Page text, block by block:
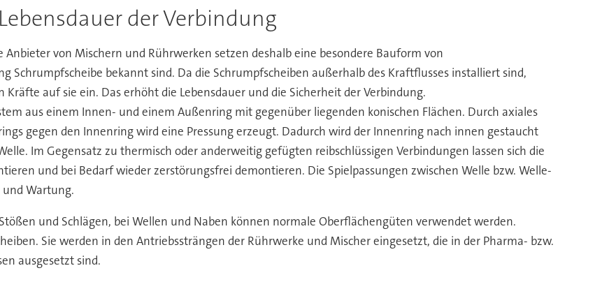
der Verbindung
Anbieter von Mischern und Rührwerken setzen deshalb eine besondere Bauform von
Schrumpfscheibe bekannt sind. Da die Schrumpfscheiben außerhalb des Kraftflusses installiert sind,
auf sie ein. Das erhöht die Lebensdauer und die Sicherheit der Verbindung.
aus einem Innen- und einem Außenring mit gegenüber liegenden konischen Flächen. Durch axiales
gegen den Innenring wird eine Pressung erzeugt. Dadurch wird der Innenring nach innen gestaucht
Im Gegensatz zu thermisch oder anderweitig gefügten reibschlüssigen Verbindungen lassen sich die
und bei Bedarf wieder zerstörungsfrei demontieren. Die Spielpassungen zwischen Welle bzw. Welle-
Wartung.
und Schlägen, bei Wellen und Naben können normale Oberflächengüten verwendet werden.
Sie werden in den Antriebssträngen der Rührwerke und Mischer eingesetzt, die in der Pharma- bzw.
ausgesetzt sind.